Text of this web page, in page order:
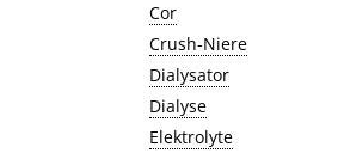
Cor
Crush-Niere
Dialysator
Dialyse
Elektrolyte